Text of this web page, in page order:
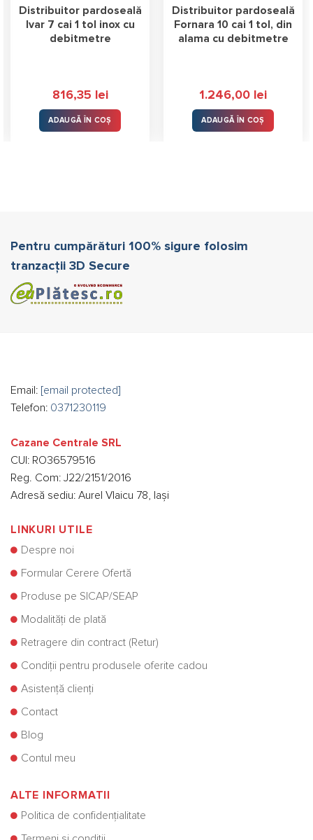
Distribuitor pardoseală
Ivar 7 cai 1 tol inox cu
debitmetre
816,35 lei
ADAUGĂ ÎN COȘ
Distribuitor pardoseală
Fornara 10 cai 1 tol, din
alama cu debitmetre
1.246,00 lei
ADAUGĂ ÎN COȘ
Pentru cumpărături 100% sigure folosim
tranzacții 3D Secure
Email: [email protected]
Telefon: 0371230119
Cazane Centrale SRL
CUI: RO36579516
Reg. Com: J22/2151/2016
Adresă sediu: Aurel Vlaicu 78, Iași
LINKURI UTILE
Despre noi
Formular Cerere Ofertă
Produse pe SICAP/SEAP
Modalități de plată
Retragere din contract (Retur)
Condiții pentru produsele oferite cadou
Asistență clienți
Contact
Blog
Contul meu
ALTE INFORMATII
Politica de confidențialitate